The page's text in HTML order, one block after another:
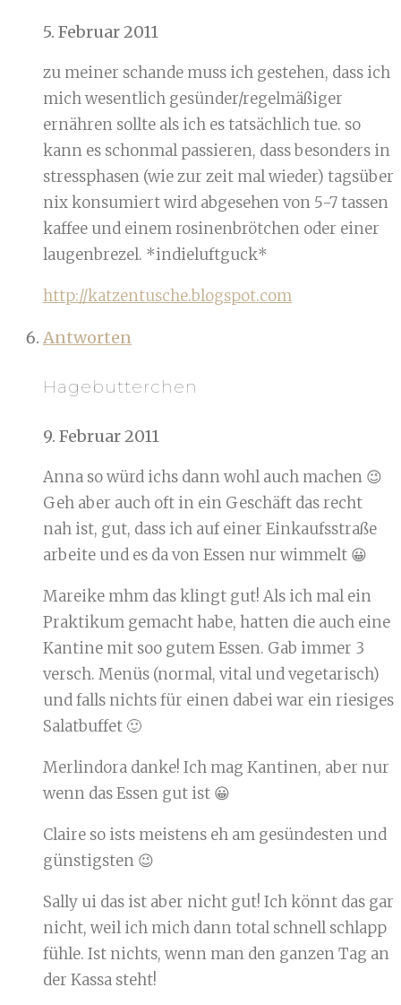
5. Februar 2011
zu meiner schande muss ich gestehen, dass ich
mich wesentlich gesünder/regelmäßiger
ernähren sollte als ich es tatsächlich tue. so
kann es schonmal passieren, dass besonders in
stressphasen (wie zur zeit mal wieder) tagsüber
nix konsumiert wird abgesehen von 5-7 tassen
kaffee und einem rosinenbrötchen oder einer
laugenbrezel. *indieluftguck*
http://katzentusche.blogspot.com
Antworten
Hagebutterchen
9. Februar 2011
Anna so würd ichs dann wohl auch machen 😉
Geh aber auch oft in ein Geschäft das recht
nah ist, gut, dass ich auf einer Einkaufsstraße
arbeite und es da von Essen nur wimmelt 😀
Mareike mhm das klingt gut! Als ich mal ein
Praktikum gemacht habe, hatten die auch eine
Kantine mit soo gutem Essen. Gab immer 3
versch. Menüs (normal, vital und vegetarisch)
und falls nichts für einen dabei war ein riesiges
Salatbuffet 🙂
Merlindora danke! Ich mag Kantinen, aber nur
wenn das Essen gut ist 😀
Claire so ists meistens eh am gesündesten und
günstigsten 😉
Sally ui das ist aber nicht gut! Ich könnt das gar
nicht, weil ich mich dann total schnell schlapp
fühle. Ist nichts, wenn man den ganzen Tag an
der Kassa steht!